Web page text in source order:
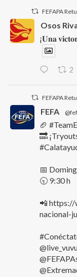
FEFAPA
Osos
¡𝐔𝐧𝐚
2
FEFAPA
FEFA
🏈
🔜
📅
🕤 9:30 h
📲 https://
nacional-